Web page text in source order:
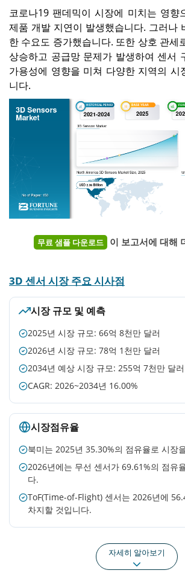
코로나19 팬데믹이 시장에 미치는 영향
제품 개발 지연이 발생했습니다. 그러나
한 수요도 증가했습니다. 또한 상호 관세
상승하고 공급망 문제가 발생하여 센서
가용성에 영향을 미쳐 다양한 지역의 시
니다.
무료 샘플 다운로드 이 보고서에 대해
3D 센서 시장 주요 시사점
시장 규모 및 예측
2025년 시장 규모: 66억 8천만 달러
2026년 시장 규모: 78억 1천만 달러
2034년 예상 시장 규모: 255억 7천만 달러
CAGR: 2026~2034년 16.00%
시장점유율
북미는 2025년 35.30%의 점유율로 시장
2026년에는 무선 센서가 69.61%의 점유
다.
ToF(Time-of-Flight) 센서는 2026년에
차지할 것입니다.
자세히 알아보기